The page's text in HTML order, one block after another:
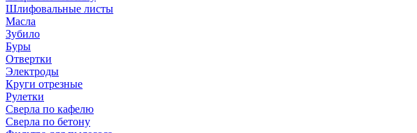
Шлифовальные листы
Масла
Зубило
Буры
Отвертки
Электроды
Круги отрезные
Рулетки
Сверла по кафелю
Сверла по бетону